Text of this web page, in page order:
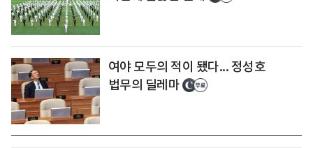
여야 모두의 적이 됐다... 정성호
법무의 딜레마